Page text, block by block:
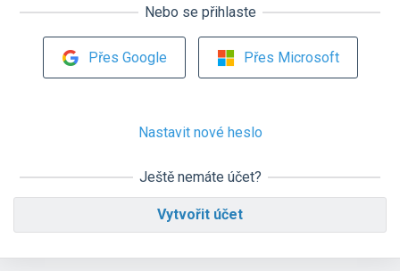
Nebo se přihlaste
Přes Google Přes Microsoft
Nastavit nové heslo
Ještě nemáte účet?
Vytvořit účet